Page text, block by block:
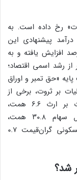
رخ داده است. به
پیشنهادی این
نسبت به مصوب سال گذشته ۹۰ درصد افزایش یافته و به
از رشد اسمی اقتصاد؛
«حق تمبر و اوراق
بر ثروت، برخی از
ارقام پیشنهادی دولت عبارت‌اند از: مالیات بر ارث ۶.۶ همت،
نقل‌وانتقال سرقفلی ۸.۷ همت، نقل‌وانتقال سهام ۳۰.۸ همت،
نقل‌وانتقال املاک ۱۶.۳ همت، واحدهای مسکونی گران‌قیمت ۰.۷
شد؟